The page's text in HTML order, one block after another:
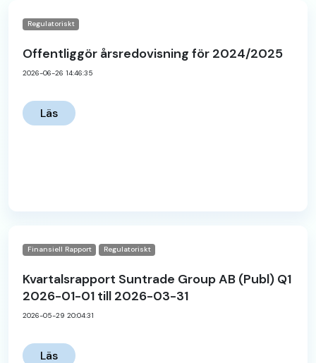
Regulatoriskt
Offentliggör årsredovisning för 2024/2025
2026-06-26 14:46:35
Läs
Finansiell Rapport Regulatoriskt
Kvartalsrapport Suntrade Group AB (Publ) Q1
2026-01-01 till 2026-03-31
2026-05-29 20:04:31
Läs